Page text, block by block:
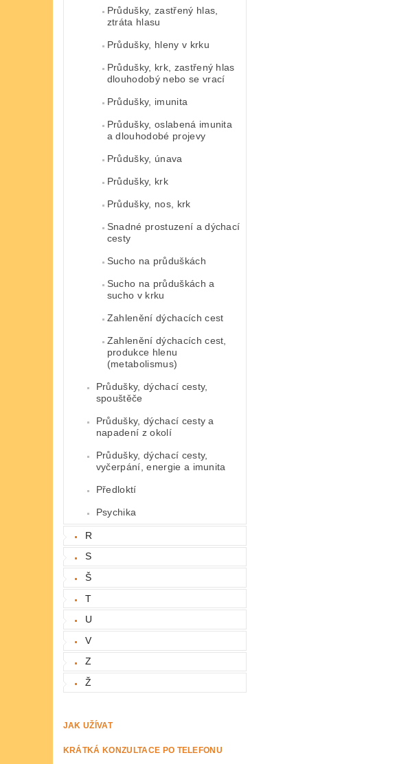
Průdušky, zastřený hlas,
ztráta hlasu
Průdušky, hleny v krku
Průdušky, krk, zastřený hlas
dlouhodobý nebo se vrací
Průdušky, imunita
Průdušky, oslabená imunita
a dlouhodobé projevy
Průdušky, únava
Průdušky, krk
Průdušky, nos, krk
Snadné prostuzení a dýchací
cesty
Sucho na průduškách
Sucho na průduškách a
sucho v krku
Zahlenění dýchacích cest
Zahlenění dýchacích cest,
produkce hlenu
(metabolismus)
Průdušky, dýchací cesty,
spouštěče
Průdušky, dýchací cesty a
napadení z okolí
Průdušky, dýchací cesty,
vyčerpání, energie a imunita
Předloktí
Psychika
R
S
Š
T
U
V
Z
Ž
JAK UŽÍVAT
KRÁTKÁ KONZULTACE PO TELEFONU